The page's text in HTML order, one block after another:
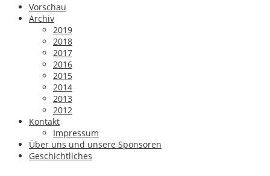
Vorschau
Archiv
2019
2018
2017
2016
2015
2014
2013
2012
Kontakt
Impressum
Über uns und unsere Sponsoren
Geschichtliches